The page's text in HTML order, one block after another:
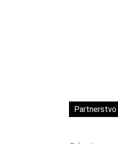
Partnerstvo